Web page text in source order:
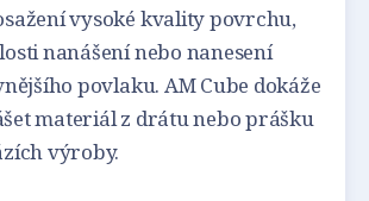
vysoké kvality povrchu,
nanášení nebo nanesení
povlaku. AM Cube dokáže
materiál z drátu nebo prášku
výroby.